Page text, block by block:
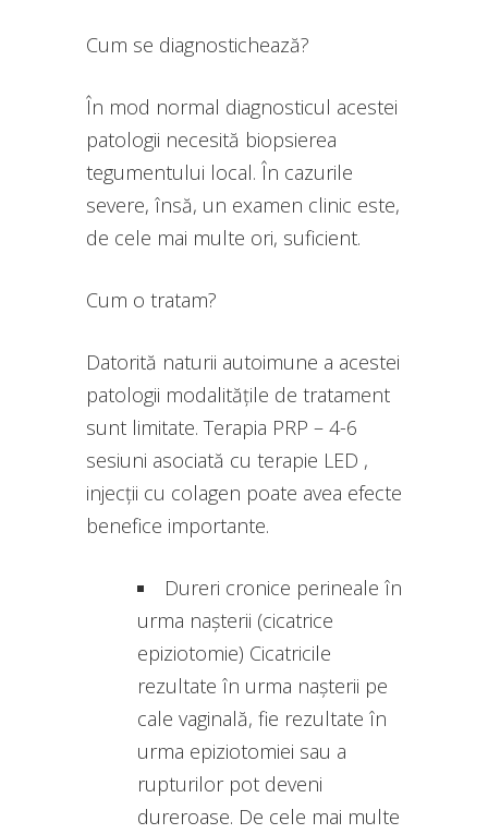
Cum se diagnostichează?
În mod normal diagnosticul acestei
patologii necesită biopsierea
tegumentului local. În cazurile
severe, însă, un examen clinic este,
de cele mai multe ori, suficient.
Cum o tratam?
Datorită naturii autoimune a acestei
patologii modalitățile de tratament
sunt limitate. Terapia PRP – 4-6
sesiuni asociată cu terapie LED ,
injecții cu colagen poate avea efecte
benefice importante.
Dureri cronice perineale în
urma nașterii (cicatrice
epiziotomie) Cicatricile
rezultate în urma nașterii pe
cale vaginală, fie rezultate în
urma epiziotomiei sau a
rupturilor pot deveni
dureroase. De cele mai multe